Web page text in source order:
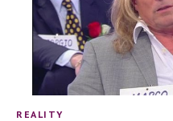
REALITY